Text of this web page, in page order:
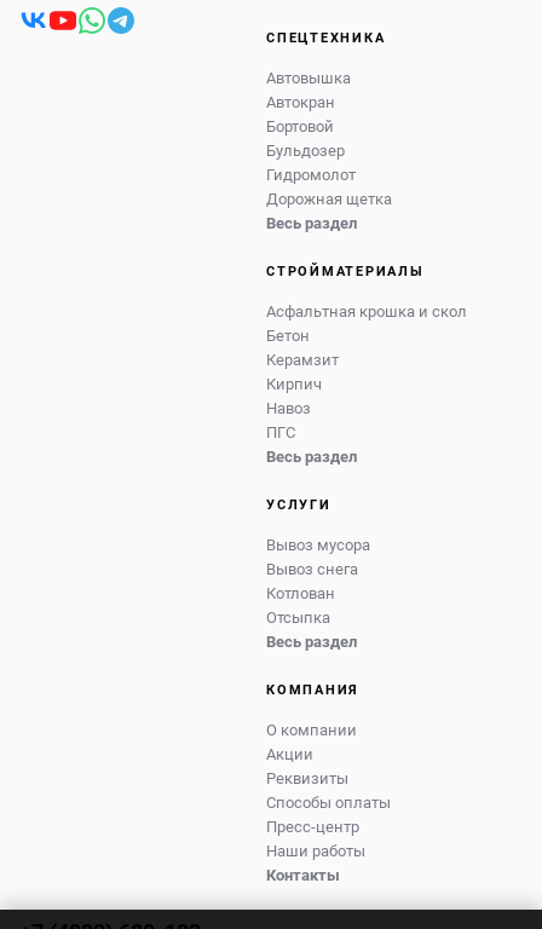
СПЕЦТЕХНИКА
Автовышка
Автокран
Бортовой
Бульдозер
Гидромолот
Дорожная щетка
Весь раздел
СТРОЙМАТЕРИАЛЫ
Асфальтная крошка и скол
Бетон
Керамзит
Кирпич
Навоз
ПГС
Весь раздел
УСЛУГИ
Вывоз мусора
Вывоз снега
Котлован
Отсыпка
Весь раздел
КОМПАНИЯ
О компании
Акции
Реквизиты
Способы оплаты
Пресс-центр
Наши работы
Контакты